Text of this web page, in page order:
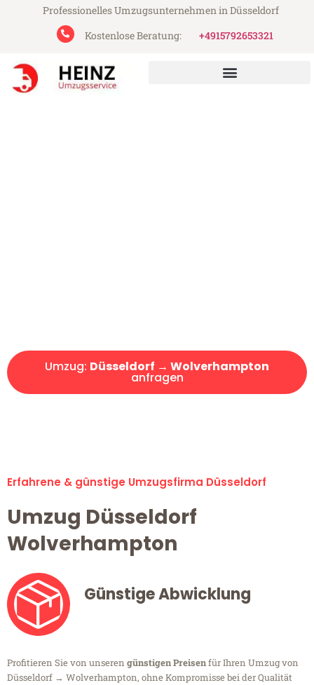
Professionelles Umzugsunternehmen in Düsseldorf
Kostenlose Beratung:
+4915792653321
Umzug: Düsseldorf → Wolverhampton
anfragen
Erfahrene & günstige Umzugsfirma Düsseldorf
Umzug Düsseldorf
Wolverhampton
Günstige Abwicklung
Profitieren Sie von unseren günstigen Preisenfür Ihren Umzug von
Düsseldorf → Wolverhampton, ohne Kompromisse bei der Qualität